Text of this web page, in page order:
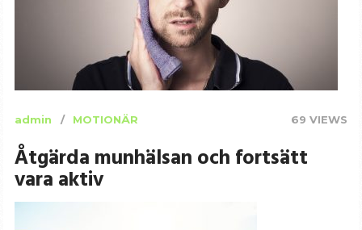
admin MOTIONÄR 69 VIEWS
Åtgärda munhälsan och fortsätt
vara aktiv